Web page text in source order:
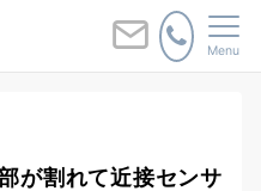
Menu
が割れて近接センサ